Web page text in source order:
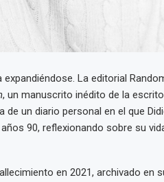
La editorial
, un manuscrito inédito de la
de un diario personal en el que
90, reflexionando sobre su
en 2021, archivado en